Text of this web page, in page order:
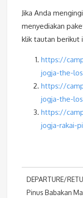
Jika Anda
menyediakan
klik tautan berikut
https://
jogja-the-
https://
jogja-the-
https://
jogja-rakai-
DEPARTURE/
Pinus Babakan